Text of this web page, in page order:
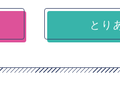
とり